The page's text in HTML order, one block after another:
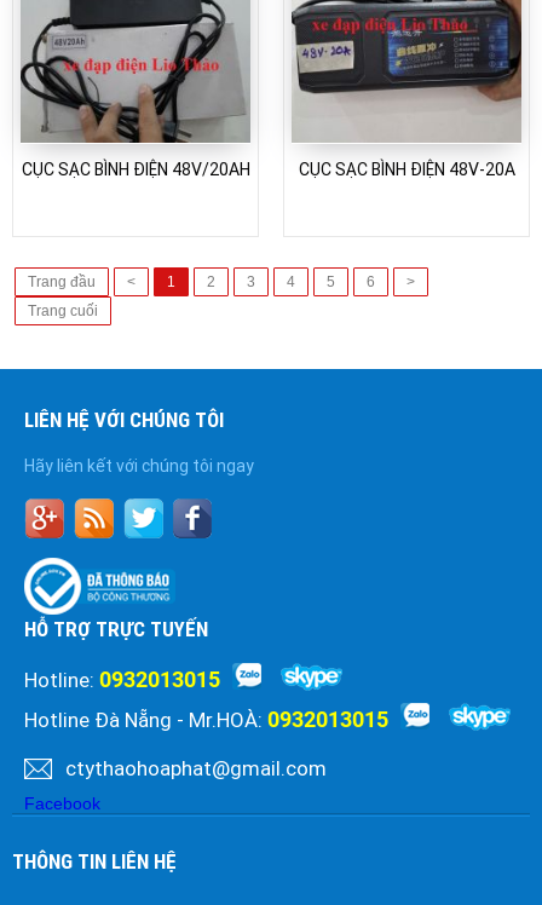
CỤC SẠC BÌNH ĐIỆN 48V/20AH CỤC SẠC BÌNH ĐIỆN 48V-20A
Trang đầu < 1 2 3 4 5 6
>
Trang cuối
LIÊN HỆ VỚI CHÚNG TÔI
Hãy liên kết với chúng tôi ngay
HỖ TRỢ TRỰC TUYẾN
Hotline: 0932013015
Hotline Đà Nẵng - Mr.HOÀ: 0932013015
ctythaohoaphat@gmail.com
Facebook
THÔNG TIN LIÊN HỆ